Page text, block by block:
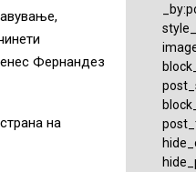
Фернандез
на